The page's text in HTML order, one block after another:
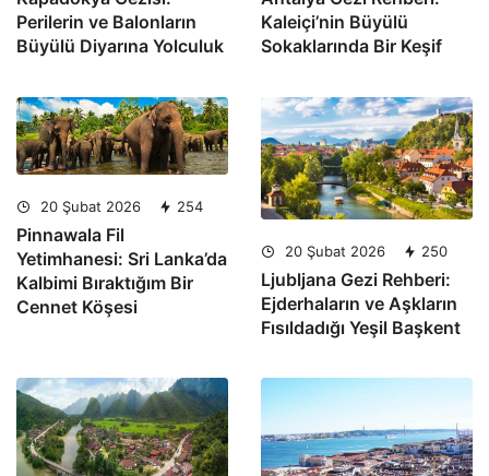
Perilerin ve Balonların
Büyülü Diyarına Yolculuk
Kaleiçi’nin Büyülü
Sokaklarında Bir Keşif
20 Şubat 2026 254
Pinnawala Fil
Yetimhanesi: Sri Lanka’da
Kalbimi Bıraktığım Bir
Cennet Köşesi
20 Şubat 2026 250
Ljubljana Gezi Rehberi:
Ejderhaların ve Aşkların
Fısıldadığı Yeşil Başkent